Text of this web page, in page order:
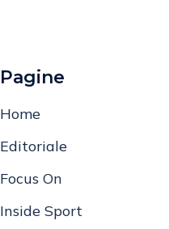
Pagine
Home
Editoriale
Focus On
Inside Sport